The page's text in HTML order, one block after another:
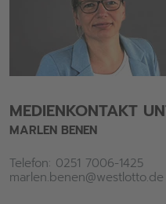
MEDIENKONTAKT
MARLEN BENEN
Telefon: 0251 7006-1425
marlen.benen@westlotto.de